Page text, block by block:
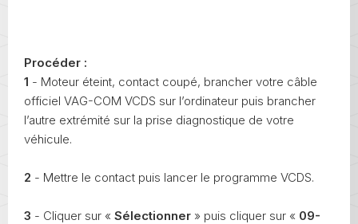
Procéder :
1 - Moteur éteint, contact coupé, brancher votre câble
officiel VAG-COM VCDS sur l’ordinateur puis brancher
l’autre extrémité sur la prise diagnostique de votre
véhicule.
2 - Mettre le contact puis lancer le programme VCDS.
3 - Cliquer sur « Sélectionner » puis cliquer sur « 09-